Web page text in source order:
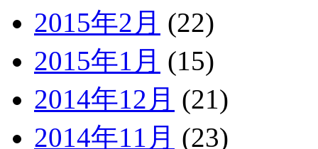
2015年2月 (22)
2015年1月 (15)
2014年12月 (21)
2014年11月 (23)